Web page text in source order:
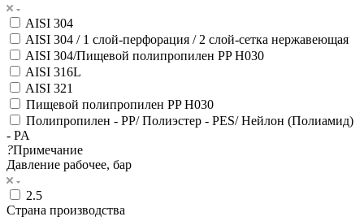
AISI 304
AISI 304 / 1 слой-перфорация / 2 слой-сетка нержавеющая
AISI 304/Пищевой полипропилен PP H030
AISI 316L
AISI 321
Пищевой полипропилен PP H030
Полипропилен - PP/ Полиэстер - PES/ Нейлон (Полиамид)
- PA
?Примечание
Давление рабочее, бар
2.5
Страна производства